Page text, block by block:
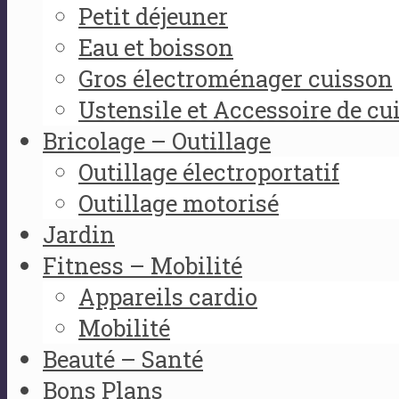
Petit déjeuner
Eau et boisson
Gros électroménager cuisson
Ustensile et Accessoire de
Bricolage – Outillage
Outillage électroportatif
Outillage motorisé
Jardin
Fitness – Mobilité
Appareils cardio
Mobilité
Beauté – Santé
Bons Plans